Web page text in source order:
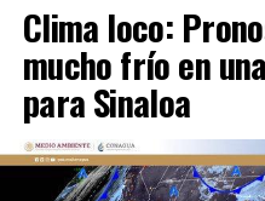
Clima loco:
mucho frío en
para Sinaloa